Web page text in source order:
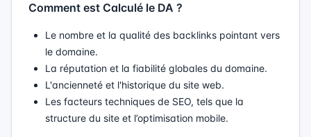
Comment est Calculé le DA ?
Le nombre et la qualité des backlinks pointant vers
le domaine.
La réputation et la fiabilité globales du domaine.
L'ancienneté et l'historique du site web.
Les facteurs techniques de SEO, tels que la
structure du site et l’optimisation mobile.